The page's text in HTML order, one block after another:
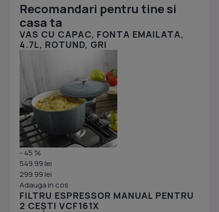
Recomandari pentru tine si
casa ta
VAS CU CAPAC, FONTA EMAILATA,
4.7L, ROTUND, GRI
- 45 %
549.99 lei
299.99 lei
Adauga in cos
FILTRU ESPRESSOR MANUAL PENTRU
2 CEȘTI VCF161X